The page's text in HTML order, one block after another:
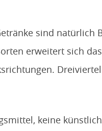
sind natürlich
erweitert sich
keine